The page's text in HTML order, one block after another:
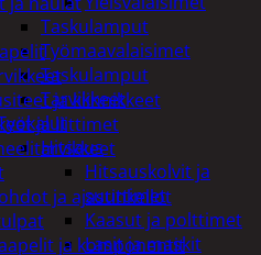
Taskulamput
Työmaavalaisimet
Taskulamput
Tarvikkeet
Hitsaus
Hitsauskolvit ja
suuttimet
Kaasut ja polttimet
Lasit ja maskit
ja kiinnikkeet
ja liittimet
ja ajastinkellot
ja komponentit